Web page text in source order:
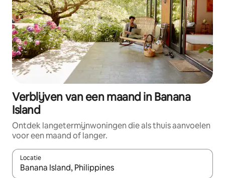
Verblijven van een maand in Banana
Island
Ontdek langetermijnwoningen die als thuis aanvoelen
voor een maand of langer.
Locatie
Wanneer er resultaten beschikbaar zijn, maak je een keuze